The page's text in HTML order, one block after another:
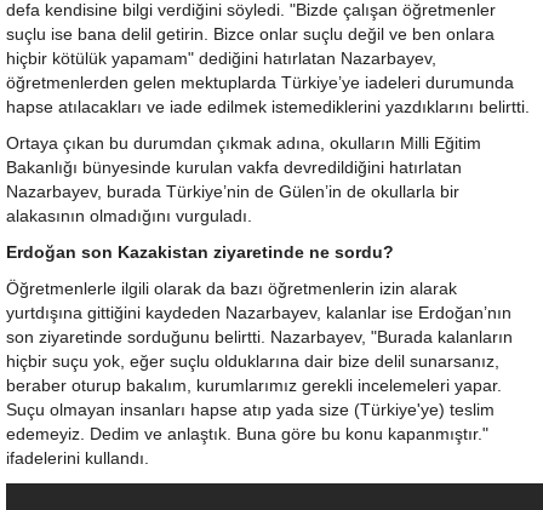
defa kendisine bilgi verdiğini söyledi. "Bizde çalışan öğretmenler
suçlu ise bana delil getirin. Bizce onlar suçlu değil ve ben onlara
hiçbir kötülük yapamam" dediğini hatırlatan Nazarbayev,
öğretmenlerden gelen mektuplarda Türkiye’ye iadeleri durumunda
hapse atılacakları ve iade edilmek istemediklerini yazdıklarını belirtti.
Ortaya çıkan bu durumdan çıkmak adına, okulların Milli Eğitim
Bakanlığı bünyesinde kurulan vakfa devredildiğini hatırlatan
Nazarbayev, burada Türkiye’nin de Gülen’in de okullarla bir
alakasının olmadığını vurguladı.
Erdoğan son Kazakistan ziyaretinde ne sordu?
Öğretmenlerle ilgili olarak da bazı öğretmenlerin izin alarak
yurtdışına gittiğini kaydeden Nazarbayev, kalanlar ise Erdoğan’nın
son ziyaretinde sorduğunu belirtti. Nazarbayev, "Burada kalanların
hiçbir suçu yok, eğer suçlu olduklarına dair bize delil sunarsanız,
beraber oturup bakalım, kurumlarımız gerekli incelemeleri yapar.
Suçu olmayan insanları hapse atıp yada size (Türkiye'ye) teslim
edemeyiz. Dedim ve anlaştık. Buna göre bu konu kapanmıştır."
ifadelerini kullandı.